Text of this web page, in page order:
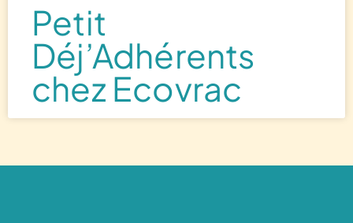
Petit
Déj’Adhérents
chez Ecovrac